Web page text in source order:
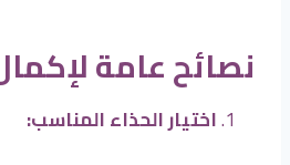
نصائح عامة
اختيار الحذاء المناسب: